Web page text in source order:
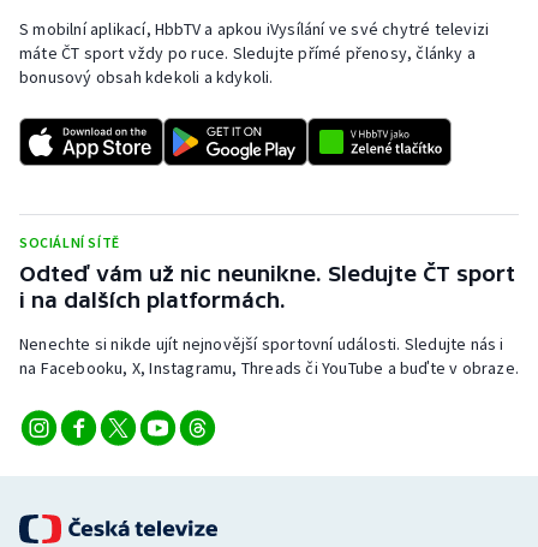
Lezení
Lyže a snowboard
Motorsport
Olympijské hry
Parasport
Plavání
Plážový volejbal
Ragby
S mobilní aplikací, HbbTV a apkou iVysílání ve své chytré televizi
máte ČT sport vždy po ruce. Sledujte přímé přenosy, články a
bonusový obsah kdekoli a kdykoli.
SOCIÁLNÍ SÍTĚ
Odteď vám už nic neunikne. Sledujte ČT sport
i na dalších platformách.
Nenechte si nikde ujít nejnovější sportovní události. Sledujte nás i
na Facebooku, X, Instagramu, Threads či YouTube a buďte v obraze.